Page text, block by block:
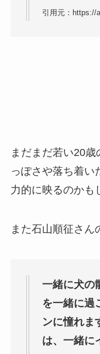
引用元：https://
まだまだ若い20
っぽさや落ち着い
力的に映るのかも
また石山順征さん
一緒に犬の
を一緒に過
ンに憧れま
は、一緒に